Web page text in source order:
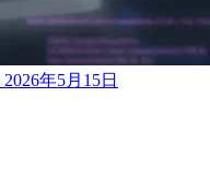
2026年5月15日